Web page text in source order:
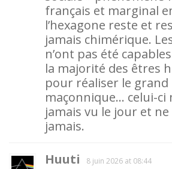
français et marginal
l’hexagone reste et
jamais chimérique.
n’ont pas été
la majorité des êtres
pour réaliser le
maçonnique… celui-ci
jamais vu le jour et
jamais.
Huuti 8 juin 2026 at 08:44